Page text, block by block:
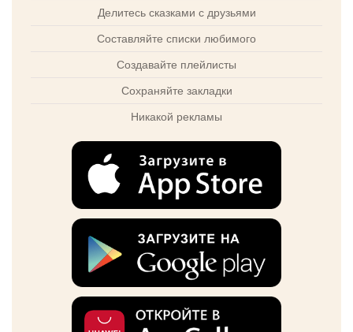
Делитесь сказками с друзьями
Составляйте списки любимого
Создавайте плейлисты
Сохраняйте закладки
Никакой рекламы